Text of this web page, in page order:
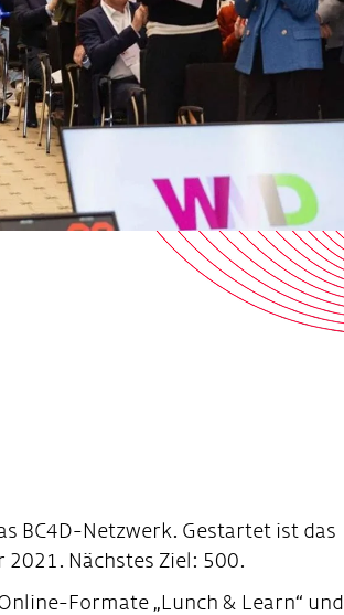
BC4D-Netzwerk. Gestartet ist das
Nächstes Ziel: 500.
Formate „Lunch & Learn“ und